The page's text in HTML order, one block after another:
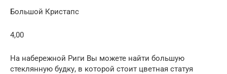
Большой Кристапс
4,00
На набережной Риги Вы можете найти большую
стеклянную будку, в которой стоит цветная статуя